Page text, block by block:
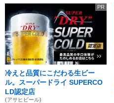
PR
冷えと品質にこだわる生ビー
ル。スーパードライ SUPERCO
LD認定店
(アサヒビール)